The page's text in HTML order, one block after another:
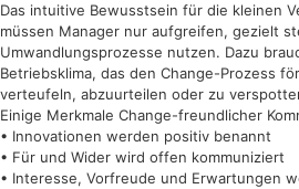
Das intuitive Bewusstsein für die kleinen
müssen Manager nur aufgreifen, gezielt
Umwandlungsprozesse nutzen. Dazu
Betriebsklima, das den Change-Prozess
verteufeln, abzuurteilen oder zu
Einige Merkmale Change-freundlicher
• Innovationen werden positiv benannt
• Für und Wider wird offen kommuniziert
• Interesse, Vorfreude und Erwartungen